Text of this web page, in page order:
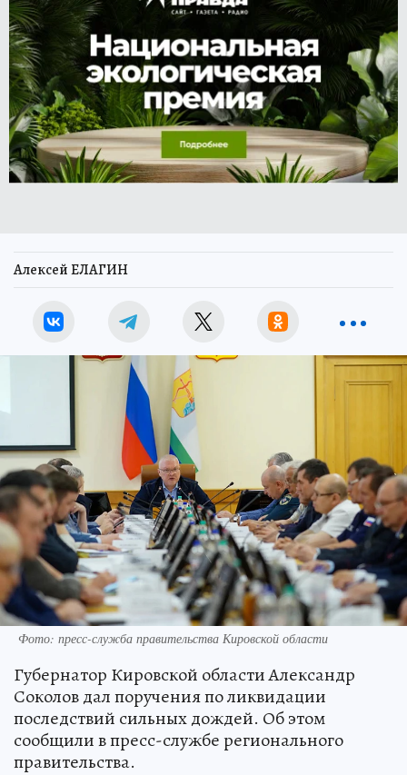
Алексей ЕЛАГИН
Фото: пресс-служба правительства Кировской области
Губернатор Кировской области Александр
Соколов дал поручения по ликвидации
последствий сильных дождей. Об этом
сообщили в пресс-службе регионального
правительства.